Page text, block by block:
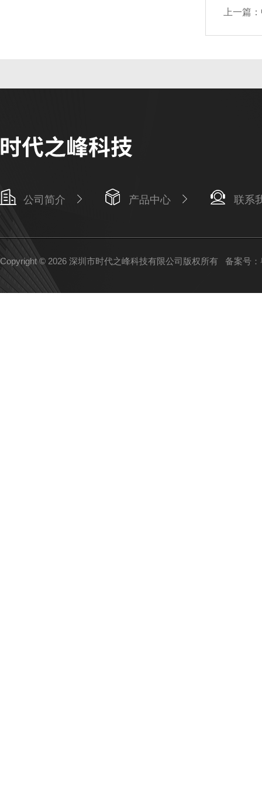
上一篇：
公司简介 产品中心 联系
Copyright © 2026 深圳市时代之峰科技有限公司版权所有 备案号